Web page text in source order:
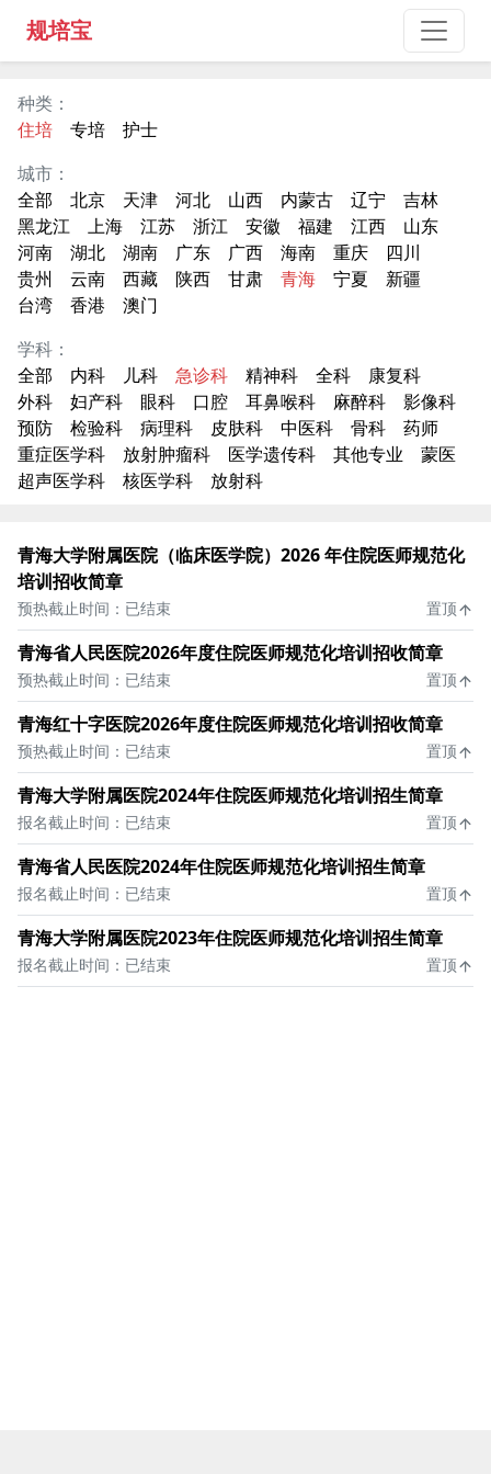
规培宝
种类：
住培
专培
护士
城市：
全部
北京 天津 河北 山西 内蒙古 辽宁
吉林
黑龙江
上海 江苏 浙江 安徽 福建 江西
山东
河南
湖北 湖南 广东 广西 海南 重庆
四川
贵州
云南 西藏 陕西 甘肃 青海 宁夏
新疆
台湾
香港
澳门
学科：
全部
内科 儿科 急诊科 精神科 全科
康复科
外科
妇产科 眼科 口腔 耳鼻喉科 麻醉科
影像科
预防
检验科 病理科 皮肤科 中医科 骨科
药师
重症医学科
放射肿瘤科 医学遗传科 其他专业
蒙医
超声医学科
核医学科 放射科
青海大学附属医院（临床医学院）2026 年住院医师规范化
培训招收简章
预热截止时间：已结束 置顶
青海省人民医院2026年度住院医师规范化培训招收简章
预热截止时间：已结束 置顶
青海红十字医院2026年度住院医师规范化培训招收简章
预热截止时间：已结束 置顶
青海大学附属医院2024年住院医师规范化培训招生简章
报名截止时间：已结束 置顶
青海省人民医院2024年住院医师规范化培训招生简章
报名截止时间：已结束 置顶
青海大学附属医院2023年住院医师规范化培训招生简章
报名截止时间：已结束 置顶